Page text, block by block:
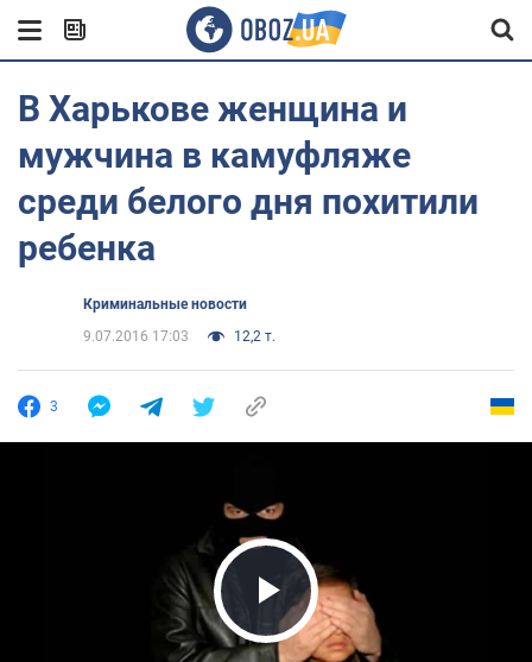
В Харькове женщина и
мужчина в камуфляже
среди белого дня похитили
ребенка
Криминальные новости
9.07.2016 17:03
12,2 т.
3
Play Video